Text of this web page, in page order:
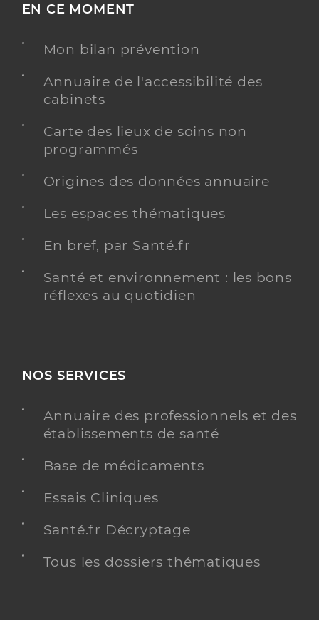
EN CE MOMENT
Mon bilan prévention
Annuaire de l'accessibilité des
cabinets
Carte des lieux de soins non
programmés
Origines des données annuaire
Les espaces thématiques
En bref, par Santé.fr
Santé et environnement : les bons
réflexes au quotidien
NOS SERVICES
Annuaire des professionnels et des
établissements de santé
Base de médicaments
Essais Cliniques
Santé.fr Décryptage
Tous les dossiers thématiques